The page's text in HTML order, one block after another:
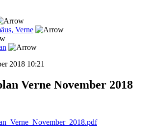
Verne
2018 10:21
Verne November 2018